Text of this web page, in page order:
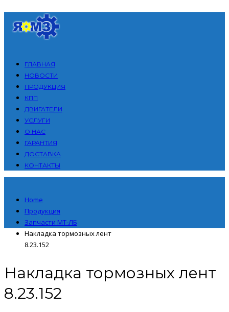
ГЛАВНАЯ
НОВОСТИ
ПРОДУКЦИЯ
КПП
ДВИГАТЕЛИ
УСЛУГИ
О НАС
ГАРАНТИЯ
ДОСТАВКА
КОНТАКТЫ
Home
Продукция
Запчасти МТ-ЛБ
Накладка тормозных лент
8.23.152
Накладка тормозных лент
8.23.152